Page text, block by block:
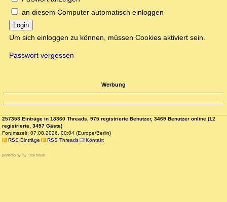
an diesem Computer automatisch einloggen
Login
Um sich einloggen zu können, müssen Cookies aktiviert sein.
Passwort vergessen
Werbung
257353 Einträge in 18360 Threads, 975 registrierte Benutzer, 3469 Benutzer online (12
registrierte, 3457 Gäste)
Forumszeit: 07.08.2026, 00:04 (Europe/Berlin)
RSS Einträge
RSS Threads Kontakt
powered by my little forum